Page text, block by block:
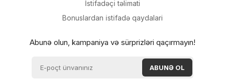
İsti̇fadəçi̇ təli̇mati
Bonuslardan i̇sti̇fadə qaydalari
Abunə olun, kampaniya və sürprizləri qaçırmayın!